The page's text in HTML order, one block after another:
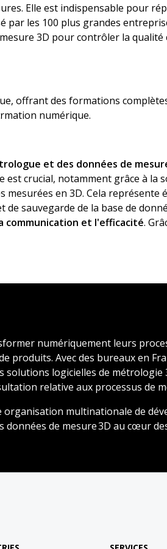
Elle est indispensable pour
par les 100 plus grandes
3D pour contrôler la
offrant des formations
numérique.
et des données de
est crucial, notamment grâce à la
en 3D. Cela
sauvegarde de la base de
communication et l'efficacité.
numériquement leurs
Avec des bureaux en
logicielles de
relative aux processus de
multinationale de
données de mesure 3D au cœur